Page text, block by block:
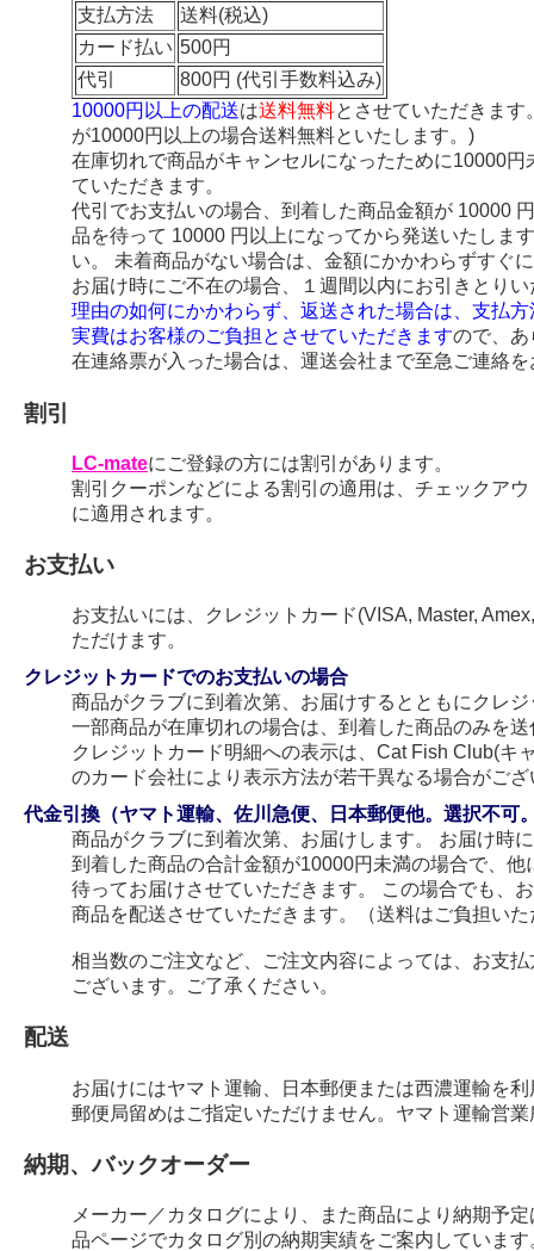
支払方法
送料(税込)
カード払い 500円
代引
800円 (代引手数料込み)
10000円以上の配送は送料無料とさせていただきま
が10000円以上の場合送料無料といたします。)
在庫切れで商品がキャンセルになったために10000
ていただきます。
代引でお支払いの場合、到着した商品金額が 10000
品を待って 10000 円以上になってから発送いたしま
い。 未着商品がない場合は、金額にかかわらずすぐ
お届け時にご不在の場合、１週間以内にお引きとり
理由の如何にかかわらず、返送された場合は、支払
実費はお客様のご負担とさせていただきますので、あ
在連絡票が入った場合は、運送会社まで至急ご連絡
割引
LC-mateにご登録の方には割引があります。
割引クーポンなどによる割引の適用は、チェックア
に適用されます。
お支払い
お支払いには、クレジットカード(VISA, Master,
ただけます。
クレジットカードでのお支払いの場合
商品がクラブに到着次第、お届けするとともにクレ
一部商品が在庫切れの場合は、到着した商品のみを
クレジットカード明細への表示は、Cat Fish Club(キ
のカード会社により表示方法が若干異なる場合がござ
代金引換（ヤマト運輸、佐川急便、日本郵便他。選択不可
商品がクラブに到着次第、お届けします。 お届け時
到着した商品の合計金額が10000円未満の場合で、
待ってお届けさせていただきます。 この場合でも、
商品を配送させていただきます。（送料はご負担い
相当数のご注文など、ご注文内容によっては、お支
ございます。ご了承ください。
配送
お届けにはヤマト運輸、日本郵便または西濃運輸を
郵便局留めはご指定いただけません。ヤマト運輸営
納期、バックオーダー
メーカー／カタログにより、また商品により納期予
品ページでカタログ別の納期実績をご案内しています